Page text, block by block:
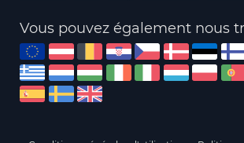
Vous pouvez également nous